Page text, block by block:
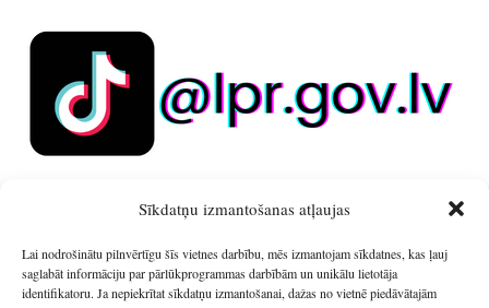
Sīkdatņu izmantošanas atļaujas
Lai nodrošinātu pilnvērtīgu šīs vietnes darbību, mēs izmantojam sīkdatnes, kas ļauj
saglabāt informāciju par pārlūkprogrammas darbībām un unikālu lietotāja
identifikatoru. Ja nepiekrītat sīkdatņu izmantošanai, dažas no vietnē piedāvātajām